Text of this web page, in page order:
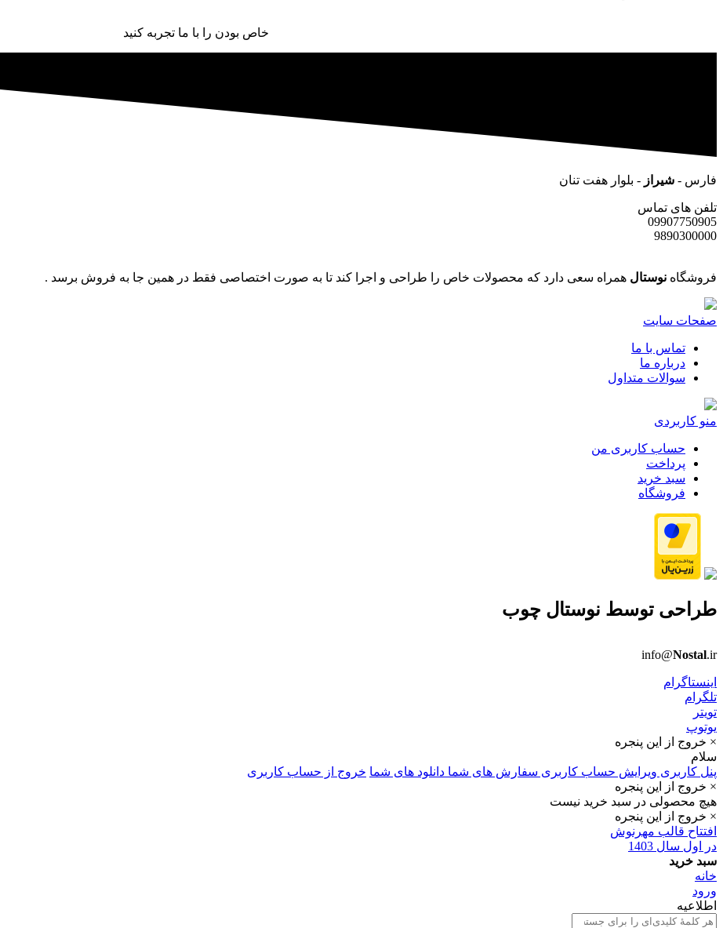
خاص بودن را با ما تجربه کنید
فارس - شیراز - بلوار هفت تنان
تلفن های تماس
09907750905
9890300000
فروشگاه نوستال همراه سعی دارد که محصولات خاص را طراحی و اجرا کند تا به صورت اختصاصی فقط در همین جا به فروش برسد .
صفحات سایت
تماس با ما
درباره ما
سوالات متداول
منو کاربردی
حساب کاربری من
پرداخت
سبد خرید
فروشگاه
طراحی توسط نوستال چوب
info@Nostal.ir
اینستاگرام
تلگرام
تویتر
یوتوپ
× خروج از این پنجره
سلام
پنل کاربری ویرایش حساب کاربری سفارش های شما دانلود های شما خروج از حساب کاربری
× خروج از این پنجره
هیچ محصولی در سبد خرید نیست
× خروج از این پنجره
افتتاح قالب مهرنوش
در اول سال 1403
سبد خرید
خانه
ورود
اطلاعیه